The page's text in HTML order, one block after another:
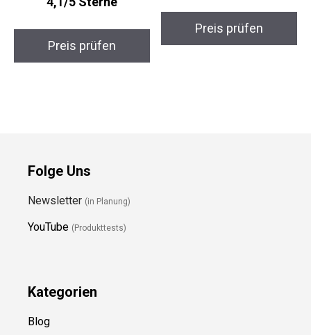
Preis prüfen
Preis prüfen
Folge Uns
Newsletter (in Planung)
YouTube (Produkttests)
Kategorien
Blog